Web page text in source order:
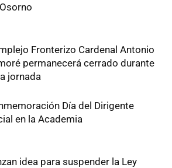
Fronterizo Cardenal Antonio
permanecerá cerrado durante
jornada
Día del Dirigente
en la Academia
idea para suspender la Ley